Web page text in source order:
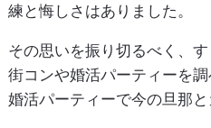
練と悔しさはありました。
その思いを振り切るべく、
街コンや婚活パーティーを
婚活パーティーで今の旦那と